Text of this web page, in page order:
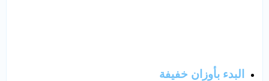
البدء بأوزان خفيفة